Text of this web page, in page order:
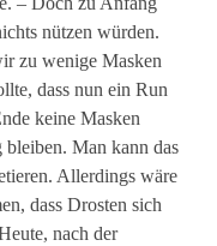
nützen würden.
zu wenige Masken
dass nun ein Run
keine Masken
bleiben. Man kann das
Allerdings wäre
dass Drosten sich
nach der